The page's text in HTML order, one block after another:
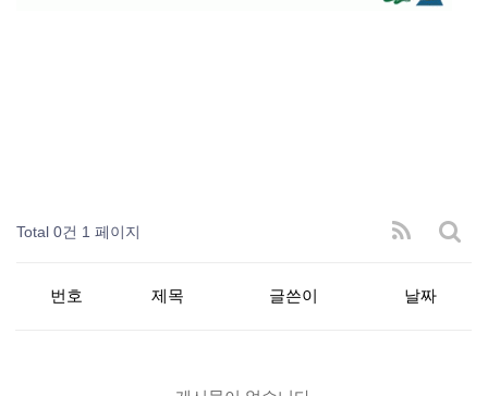
Total 0건 1 페이지
번호 제목 글쓴이 날짜